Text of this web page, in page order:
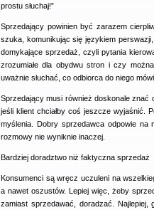
prostu słuchaj!”
Sprzedający powinien być zarazem
szuka, komunikując się językiem
domykające sprzedaż, czyli pytania
zrozumiałe dla obydwu stron i czy
uważnie słuchać, co odbiorca do niego mówi.
Sprzedający musi również doskonale znać
jeśli klient chciałby coś jeszcze wyjaśnić.
myślenia. Dobry sprzedawca odpowie
rozmowy nie wyniknie inaczej.
Bardziej doradztwo niż faktyczna sprzedaż
Konsumenci są wręcz uczuleni na
a nawet oszustów. Lepiej więc, żeby
zamiast sprzedawać, doradzać. Najlepiej,